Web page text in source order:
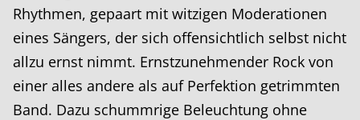
Rhythmen, gepaart mit witzigen Moderationen
eines Sängers, der sich offensichtlich selbst nicht
allzu ernst nimmt. Ernstzunehmender Rock von
einer alles andere als auf Perfektion getrimmten
Band. Dazu schummrige Beleuchtung ohne